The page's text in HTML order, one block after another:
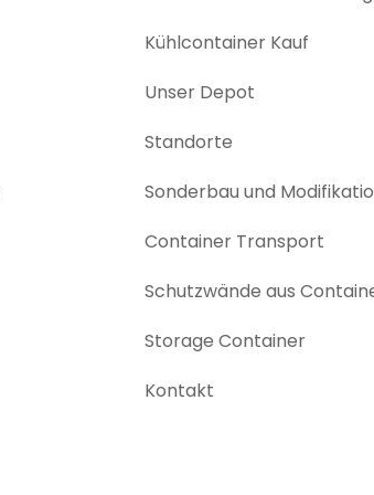
Kühlcontainer Kauf
Unser Depot
Standorte
Sonderbau und
Container Transport
Schutzwände aus
Storage Container
Kontakt